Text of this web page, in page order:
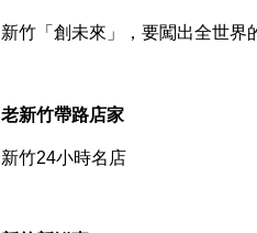
新竹「創未來」，要闖出全世界
老新竹帶路店家
新竹24小時名店